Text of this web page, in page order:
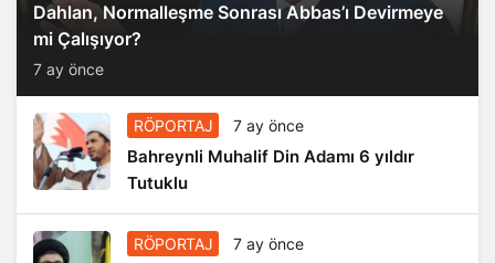
Dahlan, Normalleşme Sonrası Abbas’ı Devirmeye
mi Çalışıyor?
7 ay önce
RÖPORTAJ 7 ay önce
Bahreynli Muhalif Din Adamı 6 yıldır
Tutuklu
RÖPORTAJ 7 ay önce